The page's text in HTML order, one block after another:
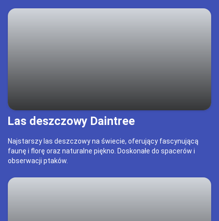
Las deszczowy Daintree
Najstarszy las deszczowy na świecie, oferujący fascynującą
faunę i florę oraz naturalne piękno. Doskonałe do spacerów i
obserwacji ptaków.